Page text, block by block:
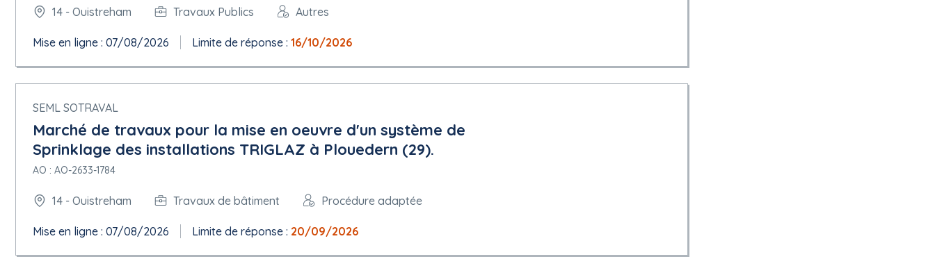
14 - Ouistreham Travaux Publics Autres
Mise en ligne : 07/08/2026 Limite de réponse : 16/10/2026
SEML SOTRAVAL
Marché de travaux pour la mise en oeuvre d'un système de
Sprinklage des installations TRIGLAZ à Plouedern (29).
AO : AO-2633-1784
14 - Ouistreham Travaux de bâtiment Procédure adaptée
Mise en ligne : 07/08/2026 Limite de réponse : 20/09/2026